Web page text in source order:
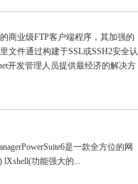
商业级FTP客户端程序，其加强的
文件通过构建于SSL或SSH2安全认
开发管理人员提供最经济的解决方
是一款全方位的网
lXshell(功能强大的...